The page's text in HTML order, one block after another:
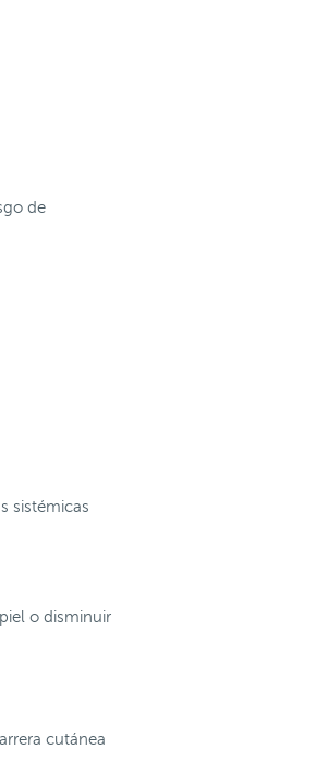
de
sistémicas
o disminuir
cutánea